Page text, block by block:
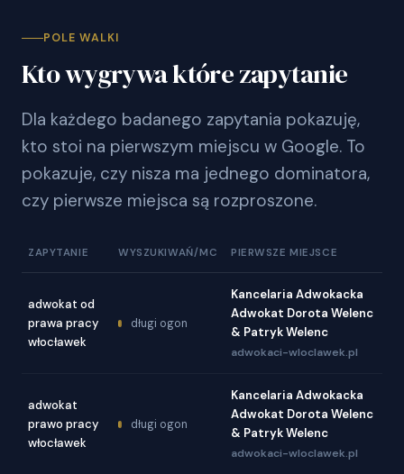
POLE WALKI
Kto wygrywa które zapytanie
Dla każdego badanego zapytania pokazuję,
kto stoi na pierwszym miejscu w Google. To
pokazuje, czy nisza ma jednego dominatora,
czy pierwsze miejsca są rozproszone.
ZAPYTANIE WYSZUKIWAŃ/MC PIERWSZE MIEJSCE
adwokat od
prawa pracy
włocławek
długi ogon
Kancelaria Adwokacka
Adwokat Dorota Welenc
& Patryk Welenc
adwokaci-wloclawek.pl
adwokat
prawo pracy
włocławek
długi ogon
Kancelaria Adwokacka
Adwokat Dorota Welenc
& Patryk Welenc
adwokaci-wloclawek.pl